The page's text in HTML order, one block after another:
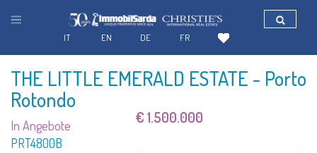
THE LITTLE EMERALD ESTATE - Porto
Rotondo
In Angebote
PRT4800B
€ 1.500.000
FR
DE
EN
IT